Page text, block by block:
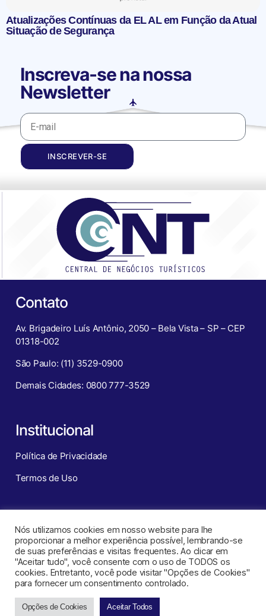
Atualizações Contínuas da EL AL em Função da Atual
Situação de Segurança
Inscreva-se na nossa
Newsletter
INSCREVER-SE
Contato
Av. Brigadeiro Luís Antônio, 2050 – Bela Vista – SP – CEP
01318-002
São Paulo: (11) 3529-0900
Demais Cidades: 0800 777-3529
Institucional
Política de Privacidade
Termos de Uso
Redes Sociais
Nós utilizamos cookies em nosso website para lhe
proporcionar a melhor experiência possível, lembrando-se
de suas preferências e visitas frequentes. Ao clicar em
"Aceitar tudo", você consente com o uso de TODOS os
cookies. Entretanto, você pode visitar "Opções de Cookies"
para fornecer um consentimento controlado.
Opções de Cookies Aceitar Todos